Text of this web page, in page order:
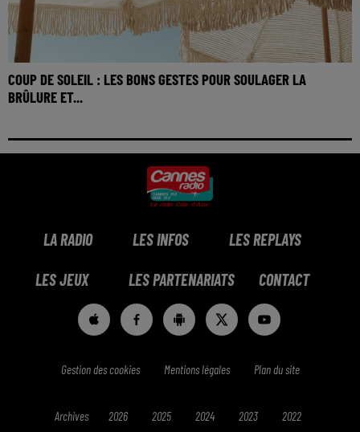
COUP DE SOLEIL : LES BONS GESTES POUR SOULAGER LA
BRÛLURE ET...
LA RADIO LES INFOS LES REPLAYS
LES JEUX LES PARTENARIATS CONTACT
Gestion des cookies Mentions légales Plan du site
Archives 2026 2025 2024 2023 2022